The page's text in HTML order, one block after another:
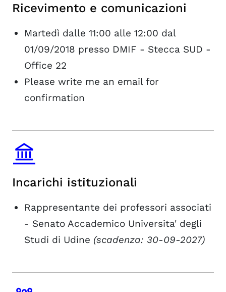
Ricevimento e comunicazioni
Martedì dalle 11:00 alle 12:00 dal
01/09/2018 presso DMIF - Stecca SUD -
Office 22
Please write me an email for
confirmation
Incarichi istituzionali
Rappresentante dei professori associati
- Senato Accademico Universita' degli
Studi di Udine (scadenza: 30-09-2027)